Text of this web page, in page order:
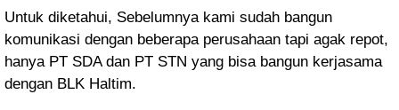
Untuk diketahui, Sebelumnya kami sudah bangun
komunikasi dengan beberapa perusahaan tapi agak repot,
hanya PT SDA dan PT STN yang bisa bangun kerjasama
dengan BLK Haltim.